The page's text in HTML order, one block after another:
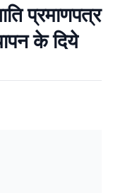
प्रमाणपत्र
के दिये